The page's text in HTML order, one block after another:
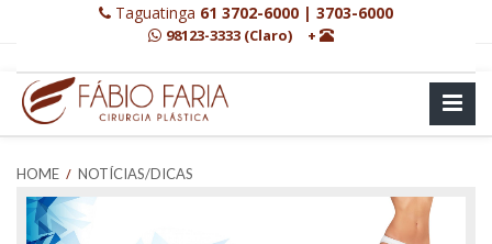
Taguatinga 61 3702-6000 | 3703-6000
98123-3333 (Claro) +
HOME / NOTÍCIAS/DICAS